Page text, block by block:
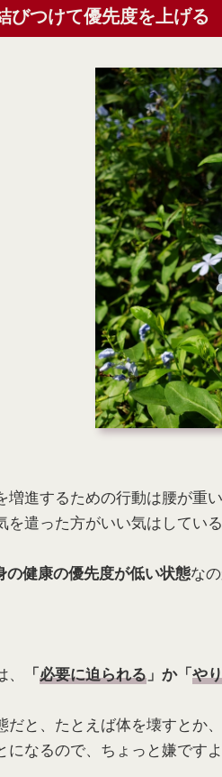
びつけて優先度を上げる
進するための行動は腰が重い
遣った方がいい気はしてい
の健康の優先度が低い状態な
「必要に迫られる 」か「や
だと、たとえば体を壊すと
なるので、ちょっと嫌ですよ